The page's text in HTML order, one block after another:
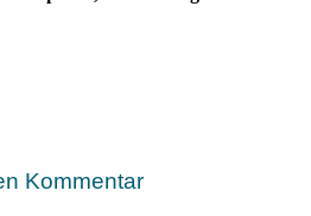
Kommentar